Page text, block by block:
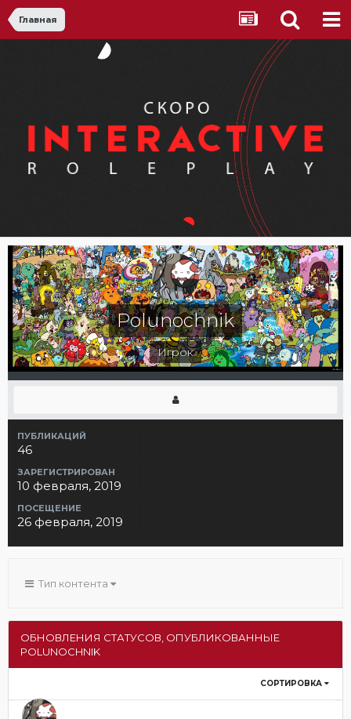
Главная
Polunochnik
Игрок
ПУБЛИКАЦИЙ
46
ЗАРЕГИСТРИРОВАН
10 февраля, 2019
ПОСЕЩЕНИЕ
26 февраля, 2019
Тип контента
ОБНОВЛЕНИЯ СТАТУСОВ, ОПУБЛИКОВАННЫЕ
POLUNOCHNIK
СОРТИРОВКА